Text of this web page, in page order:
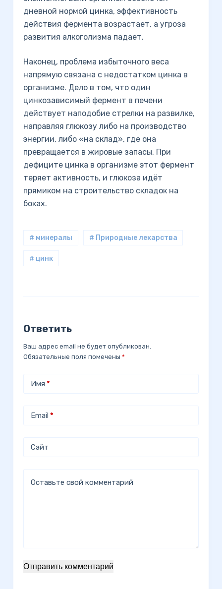
дневной нормой цинка, эффективность
действия фермента возрастает, а угроза
развития алкоголизма падает.
Наконец, проблема избыточного веса
напрямую связана с недостатком цинка в
организме. Дело в том, что один
цинкозависимый фермент в печени
действует наподобие стрелки на развилке,
направляя глюкозу либо на производство
энергии, либо «на склад», где она
превращается в жировые запасы. При
дефиците цинка в организме этот фермент
теряет активность, и глюкоза идёт
прямиком на строительство складок на
боках.
# минералы # Природные лекарства
# цинк
Ответить
Ваш адрес email не будет опубликован.
Обязательные поля помечены *
Имя *
Email*
Сайт
Оставьте свой комментарий
Отправить комментарий